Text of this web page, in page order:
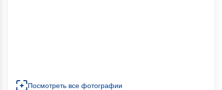
Посмотреть все фотографии